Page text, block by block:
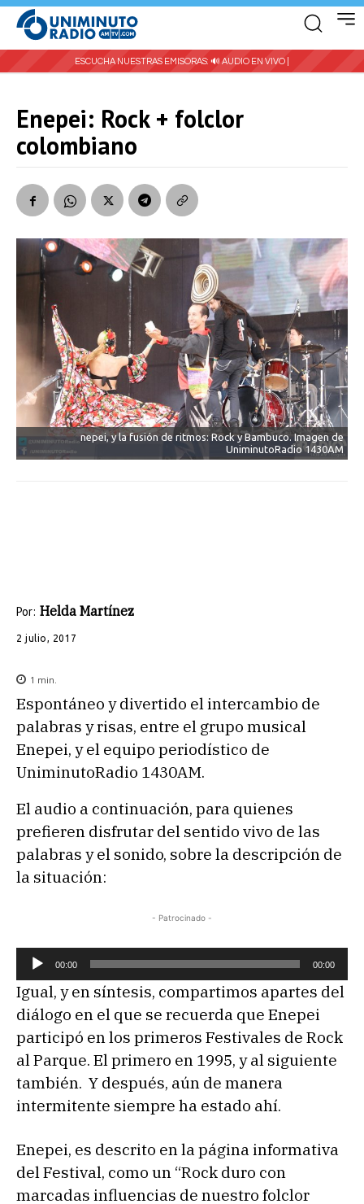
ESCUCHA NUESTRAS EMISORAS: 🔊 AUDIO EN VIVO |
Enepei: Rock + folclor
colombiano
nepei, y la fusión de ritmos: Rock y Bambuco. Imagen de
UniminutoRadio 1430AM
Por: Helda Martínez
2 julio, 2017
1 min.
Espontáneo y divertido el intercambio de
palabras y risas, entre el grupo musical
Enepei, y el equipo periodístico de
UniminutoRadio 1430AM.
El audio a continuación, para quienes
prefieren disfrutar del sentido vivo de las
palabras y el sonido, sobre la descripción de
la situación:
- Patrocinado -
e
p
r
o
d
u
c
t
o
00:00 00:00
Igual, y en síntesis, compartimos apartes del
diálogo en el que se recuerda que Enepei
participó en los primeros Festivales de Rock
al Parque. El primero en 1995, y al siguiente
también. Y después, aún de manera
intermitente siempre ha estado ahí.
Enepei, es descrito en la página informativa
del Festival, como un “Rock duro con
marcadas influencias de nuestro folclor